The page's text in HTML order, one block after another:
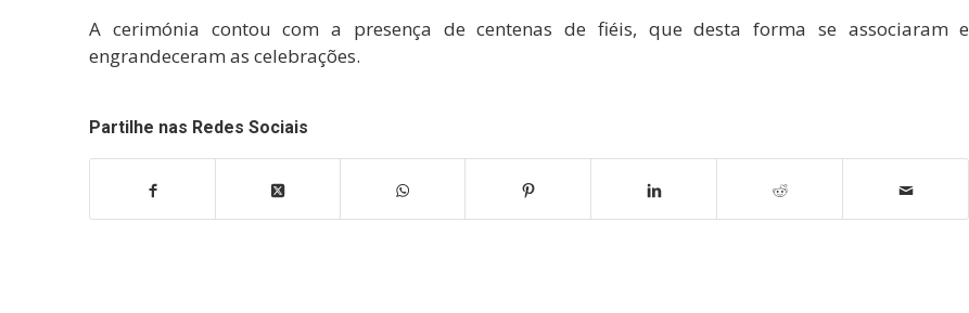
A cerimónia contou com a presença de centenas de fiéis, que desta forma se associaram e
engrandeceram as celebrações.
Partilhe nas Redes Sociais